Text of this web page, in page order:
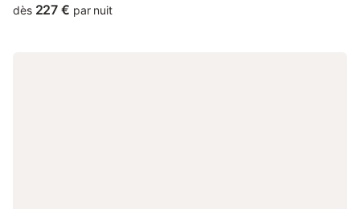
Mansgolfier Golf Club.
dès 227 € par nuit